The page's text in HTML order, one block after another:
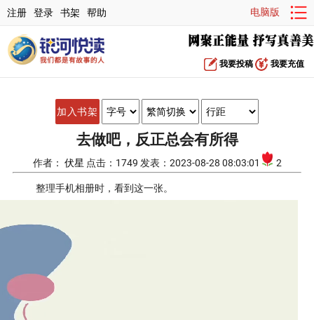
注册 登录 书架 帮助 电脑版
我要投稿 我要充值
加入书架
去做吧，反正总会有所得
作者： 伏星 点击：1749 发表：2023-08-28 08:03:01 2
整理手机相册时，看到这一张。